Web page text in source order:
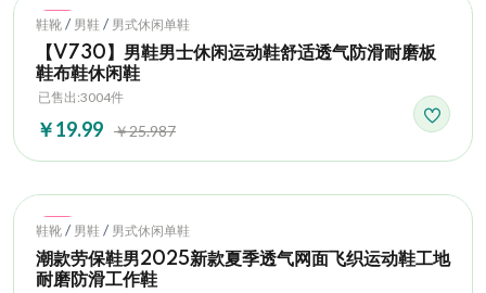
Hot
鞋靴 / 男鞋 / 男式休闲单鞋
【V730】男鞋男士休闲运动鞋舒适透气防滑耐磨板
鞋布鞋休闲鞋
已售出:3004件
￥19.99 ￥25.987
Hot
鞋靴 / 男鞋 / 男式休闲单鞋
潮款劳保鞋男2025新款夏季透气网面飞织运动鞋工地
耐磨防滑工作鞋